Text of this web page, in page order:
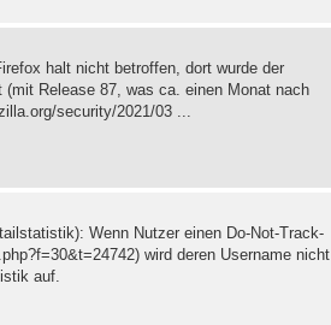
halt nicht betroffen, dort wurde der
Release 87, was ca. einen Monat nach
security/2021/03 ...
Wenn Nutzer einen Do-Not-Track-
wird deren Username nicht
auf.